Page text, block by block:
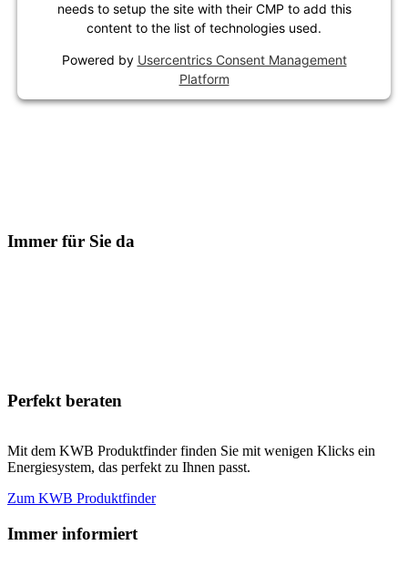
needs to setup the site with their CMP to add this
content to the list of technologies used.
Powered by Usercentrics Consent Management
Platform
Immer für Sie da
Perfekt beraten
Mit dem KWB Produktfinder finden Sie mit wenigen Klicks ein
Energiesystem, das perfekt zu Ihnen passt.
Zum KWB Produktfinder
Immer informiert